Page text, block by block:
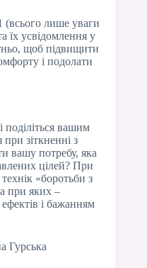
(всього лише уваги
їх усвідомлення у
щоб підвищити
і подолати
поділіться вашим
зіткненні з
вашу потребу, яка
цілей? При
«боротьби з
при яких –
і бажанням
Гурська